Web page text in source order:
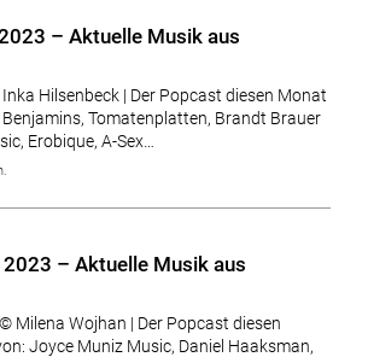
– Aktuelle Musik aus
Hilsenbeck | Der Popcast diesen Monat
Benjamins, Tomatenplatten, Brandt Brauer
Erobique, A-Sex…
2023 – Aktuelle Musik aus
Milena Wojhan | Der Popcast diesen
Joyce Muniz Music, Daniel Haaksman,